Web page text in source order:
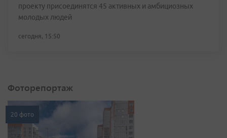
проекту присоединятся 45 активных и амбициозных
молодых людей
сегодня, 15:50
Фоторепортаж
20 фото